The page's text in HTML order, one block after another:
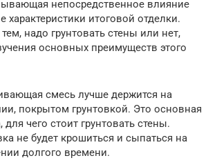
непосредственное влияние
характеристики итоговой отделки.
надо грунтовать стены или нет,
основных преимуществ этого
смесь лучше держится на
покрытом грунтовкой. Это основная
для чего стоит грунтовать стены.
не будет крошиться и сыпаться на
долгого времени.